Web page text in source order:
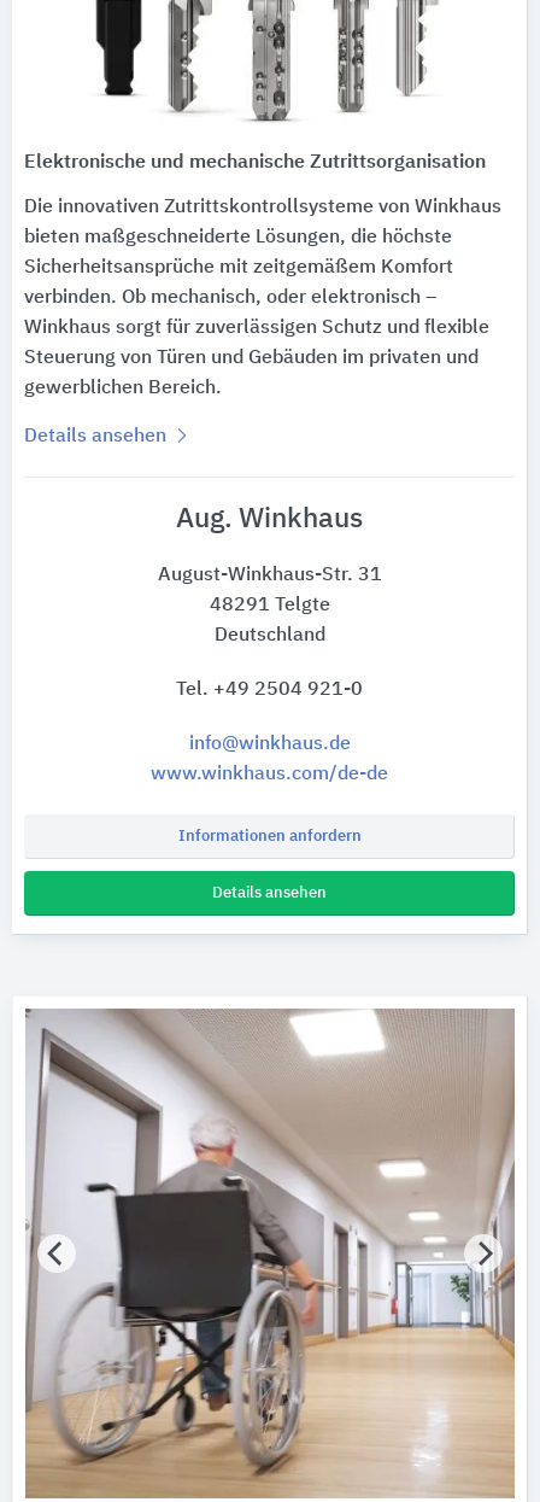
Elektronische und mechanische Zutrittsorganisation
Die innovativen Zutrittskontrollsysteme von Winkhaus
bieten maßgeschneiderte Lösungen, die höchste
Sicherheitsansprüche mit zeitgemäßem Komfort
verbinden. Ob mechanisch, oder elektronisch –
Winkhaus sorgt für zuverlässigen Schutz und flexible
Steuerung von Türen und Gebäuden im privaten und
gewerblichen Bereich.
Details ansehen
Aug. Winkhaus
August-Winkhaus-Str. 31
48291 Telgte
Deutschland
Tel. +49 2504 921-0
info@winkhaus.de
www.winkhaus.com/de-de
Informationen anfordern
Details ansehen